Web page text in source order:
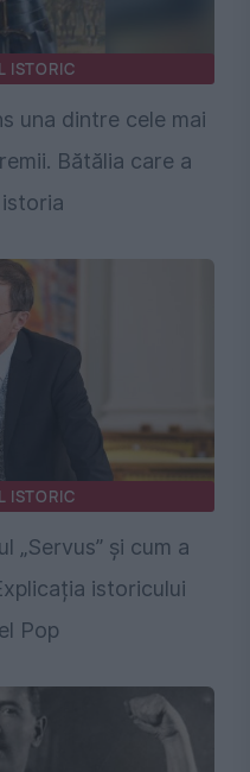
ISTORIC
una dintre cele mai
Bătălia care a
ISTORIC
„Servus” și cum a
istoricului
Pop